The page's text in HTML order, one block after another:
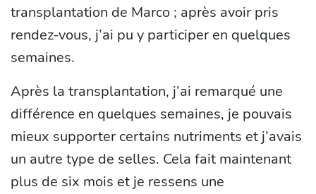
transplantation de Marco ; après avoir pris
rendez-vous, j’ai pu y participer en quelques
semaines.
Après la transplantation, j’ai remarqué une
différence en quelques semaines, je pouvais
mieux supporter certains nutriments et j’avais
un autre type de selles. Cela fait maintenant
plus de six mois et je ressens une